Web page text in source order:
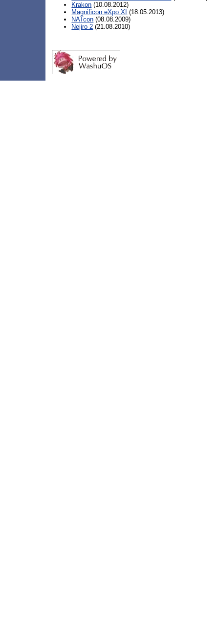
Krakon (10.08.2012)
Magnificon eXpo XI (18.05.2013)
NATcon (08.08.2009)
Nejiro 2 (21.08.2010)